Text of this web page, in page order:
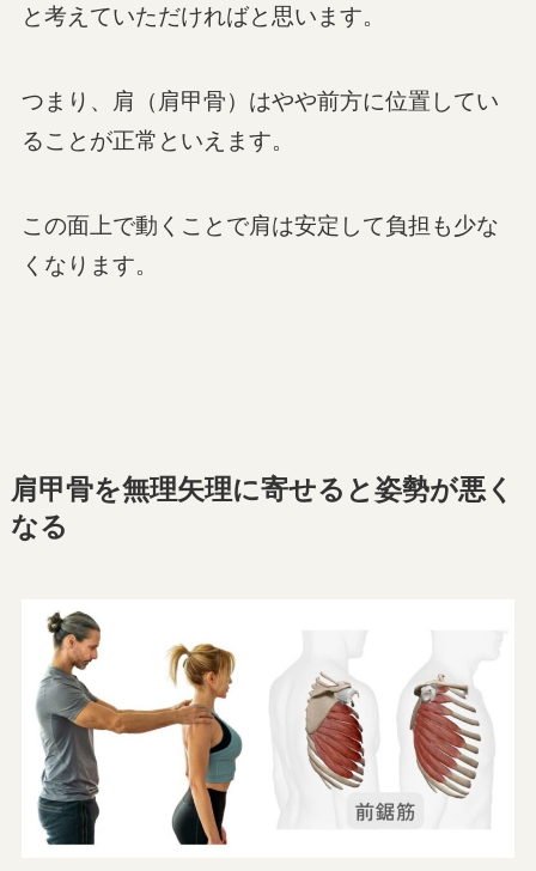
と考えていただければと思います。
つまり、肩（肩甲骨）はやや前方に位置してい
ることが正常といえます。
この面上で動くことで肩は安定して負担も少な
くなります。
肩甲骨を無理矢理に寄せると姿勢が悪く
なる